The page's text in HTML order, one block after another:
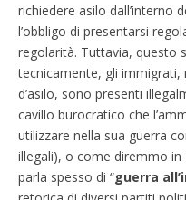
richiedere asilo dall’interno
l’obbligo di presentarsi
regolarità. Tuttavia, questo
tecnicamente, gli
d’asilo, sono presenti
cavillo burocratico che
utilizzare nella sua guerra
illegali), o come diremmo in
parla spesso di “guerra